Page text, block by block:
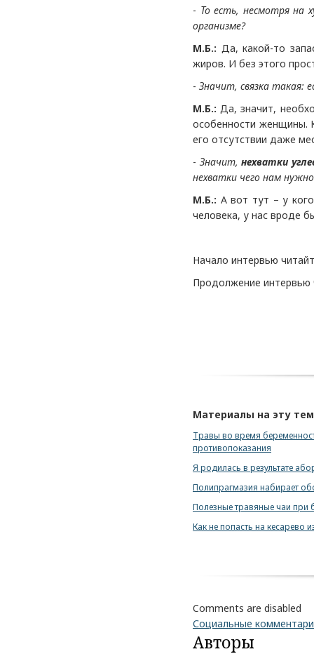
- То есть, несмотря на
организме?
М.Б.: Да, какой-то
жиров. И без этого
- Значит, связка такая:
М.Б.: Да, значит,
особенности женщины.
его отсутствии даже
- Значит,нехватки
нехватки чего нам
М.Б.: А вот тут – у
человека, у нас вроде
Начало интервью
Продолжение интервью
Материалы на эту
Травы во время
противопоказания
Я родилась в результате
Полипрагмазия набирает
Полезные травяные чаи при
Как не попасть на кесарево
Comments are disabled
Социальные
Авторы